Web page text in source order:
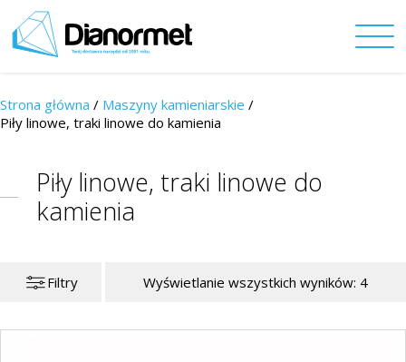
Strona główna / Maszyny kamieniarskie /
Piły linowe, traki linowe do kamienia
Piły linowe, traki linowe do
kamienia
Filtry Wyświetlanie wszystkich wyników: 4